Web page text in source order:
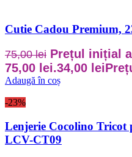
Cutie Cadou Premium,
75,00lei Prețul inițial
75,00 lei.34,00 lei
Adaugă în coș
-23%
Lenjerie Cocolino Tricot
LCV-CT09